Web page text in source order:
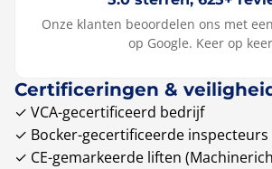
Onze klanten beoordelen ons met
op Google. Keer op
Certificeringen &
✓ VCA-gecertificeerd bedrijf
✓ Bocker-gecertificeerde inspecteurs
✓ CE-gemarkeerde liften